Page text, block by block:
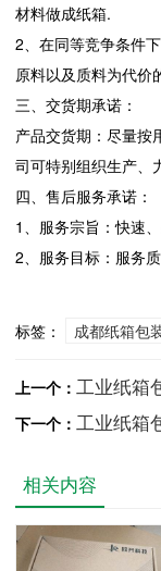
材料做成纸箱.
2、在同等竞争条件
原料以及质料为代价
三、交货期承诺：
产品交货期：尽量按
司可特别组织生产、
四、售后服务承诺：
1、服务宗旨：快速
2、服务目标：服务
标签： 成都纸箱包
上一个： 工业纸箱
下一个： 工业纸箱
相关内容